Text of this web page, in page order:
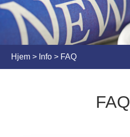
Hjem > Info > FAQ
FAQ